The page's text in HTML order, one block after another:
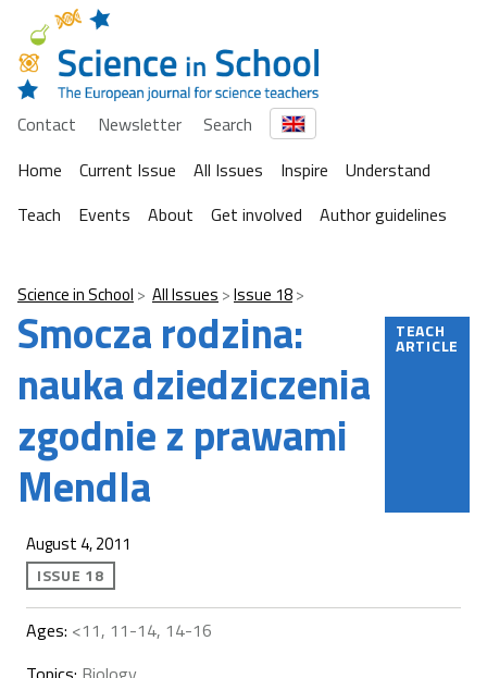
Contact Newsletter
Search
Home
Current Issue All Issues Inspire
Understand
Teach
Events About Get involved Author guidelines
Science in School All Issues Issue 18
Smocza rodzina:
nauka dziedziczenia
zgodnie z prawami
Mendla
TEACH
ARTICLE
August 4, 2011
ISSUE 18
Ages: <11, 11-14, 14-16